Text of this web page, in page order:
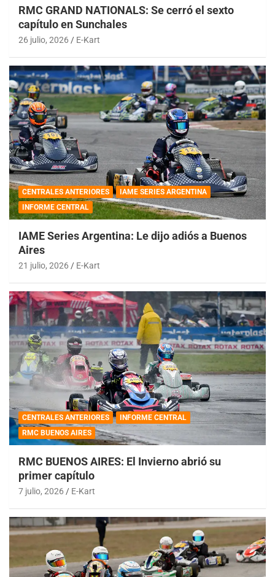
RMC GRAND NATIONALS: Se cerró el sexto
capítulo en Sunchales
26 julio, 2026 E-Kart
CENTRALES ANTERIORES
IAME SERIES ARGENTINA
INFORME CENTRAL
IAME Series Argentina: Le dijo adiós a Buenos
Aires
21 julio, 2026 E-Kart
CENTRALES ANTERIORES
INFORME CENTRAL
RMC BUENOS AIRES
RMC BUENOS AIRES: El Invierno abrió su
primer capítulo
7 julio, 2026 E-Kart